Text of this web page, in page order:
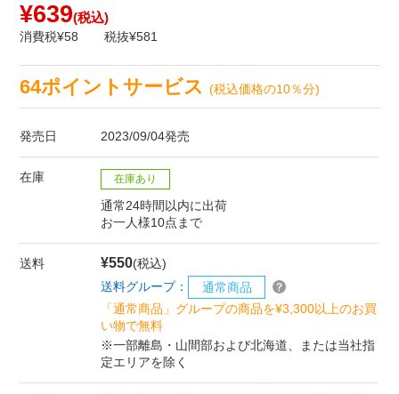
¥639(税込)
消費税¥58 税抜¥581
64ポイントサービス(税込価格の10％分)
発売日 2023/09/04発売
在庫 在庫あり
通常24時間以内に出荷
お一人様10点まで
送料 ¥550(税込)
送料グループ：
通常商品
「通常商品」グループの商品を¥3,300以上のお買
い物で無料
※一部離島・山間部および北海道、または当社指
定エリアを除く